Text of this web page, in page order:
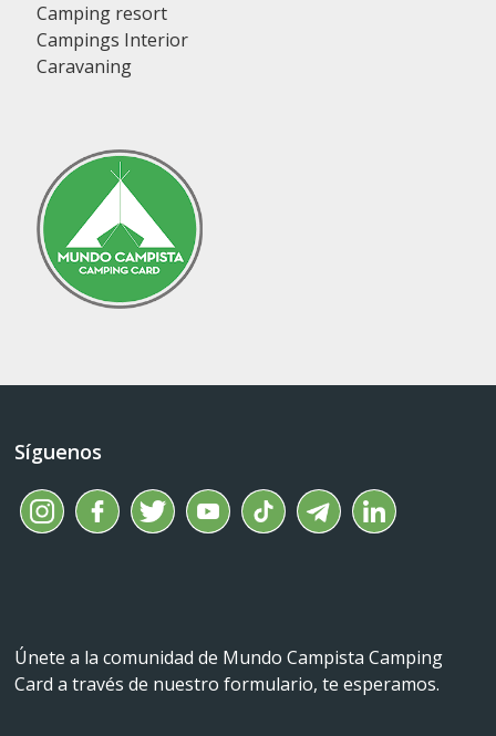
Camping resort
Campings Interior
Caravaning
Síguenos
Únete a la comunidad de Mundo Campista Camping
Card a través de nuestro formulario, te esperamos.